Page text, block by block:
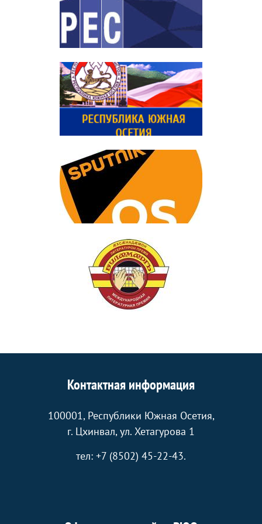
Контактная информация
100001, Республики Южная Осетия,
г. Цхинвал, ул. Хетагурова 1
тел: +7 (8502) 45-22-43.